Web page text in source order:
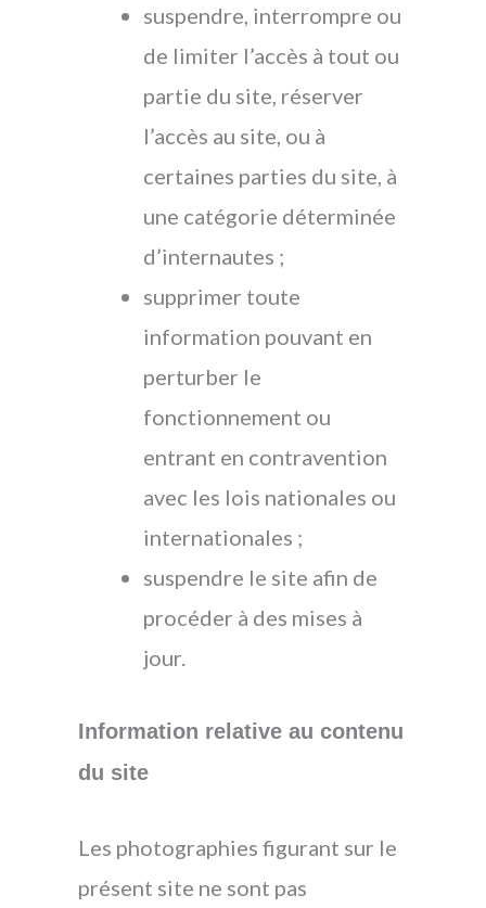
suspendre, interrompre ou
de limiter l’accès à tout ou
partie du site, réserver
l’accès au site, ou à
certaines parties du site, à
une catégorie déterminée
d’internautes ;
supprimer toute
information pouvant en
perturber le
fonctionnement ou
entrant en contravention
avec les lois nationales ou
internationales ;
suspendre le site afin de
procéder à des mises à
jour.
Information relative au contenu
du site
Les photographies figurant sur le
présent site ne sont pas